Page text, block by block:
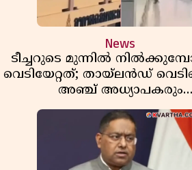
News
ടീച്ചറുടെ മുന്നിൽ
വെടിയേറ്റത്; തായ്‌ലൻഡ്
അഞ്ച് അധ്യാപകരും
മുത്തശ്ശീമുത്തശ്ശന്മാരും
മരണസംഖ്യ 7;
വെളിപ്പെടുത്തലുകൾ